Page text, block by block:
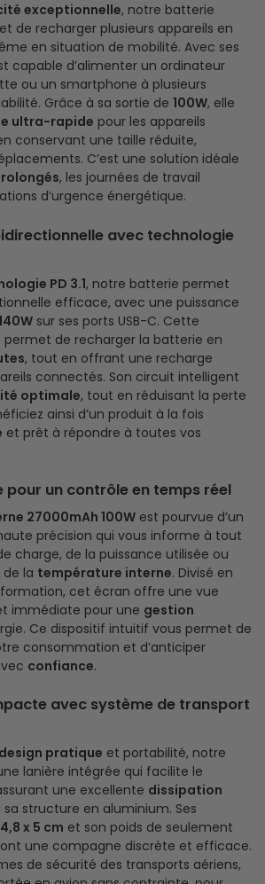
exceptionnelle, notre batterie
de recharger plusieurs appareils en
en situation de mobilité. Avec ses
capable d’alimenter un ordinateur
ou un smartphone à plusieurs
Grâce à sa sortie de 100W, elle
ultra-rapide pour les appareils
conservant une taille réduite,
C’est une solution idéale
, les journées de travail
d’urgence énergétique.
avec technologie
PD 3.1, notre batterie permet
efficace, avec une puissance
sur ses ports USB-C. Cette
de recharger la batterie en
, tout en offrant une recharge
connectés. Son circuit intelligent
optimale, tout en réduisant la perte
ainsi d’un produit à la fois
et prêt à répondre à toutes vos
pour un contrôle en temps réel
27000mAh 100W est pourvue d’un
précision qui vous informe à tout
charge, de la puissance utilisée ou
la température interne. Divisé en
cet écran offre une vue
immédiate pour une gestion
Ce dispositif intuitif vous permet de
consommation et d’anticiper
confiance.
avec système de transport
design pratique et portabilité, notre
lanière intégrée qui facilite le
une excellente dissipation
sa structure en aluminium. Ses
x 5 cm et son poids de seulement
une compagne discrète et efficace.
de sécurité des transports aériens,